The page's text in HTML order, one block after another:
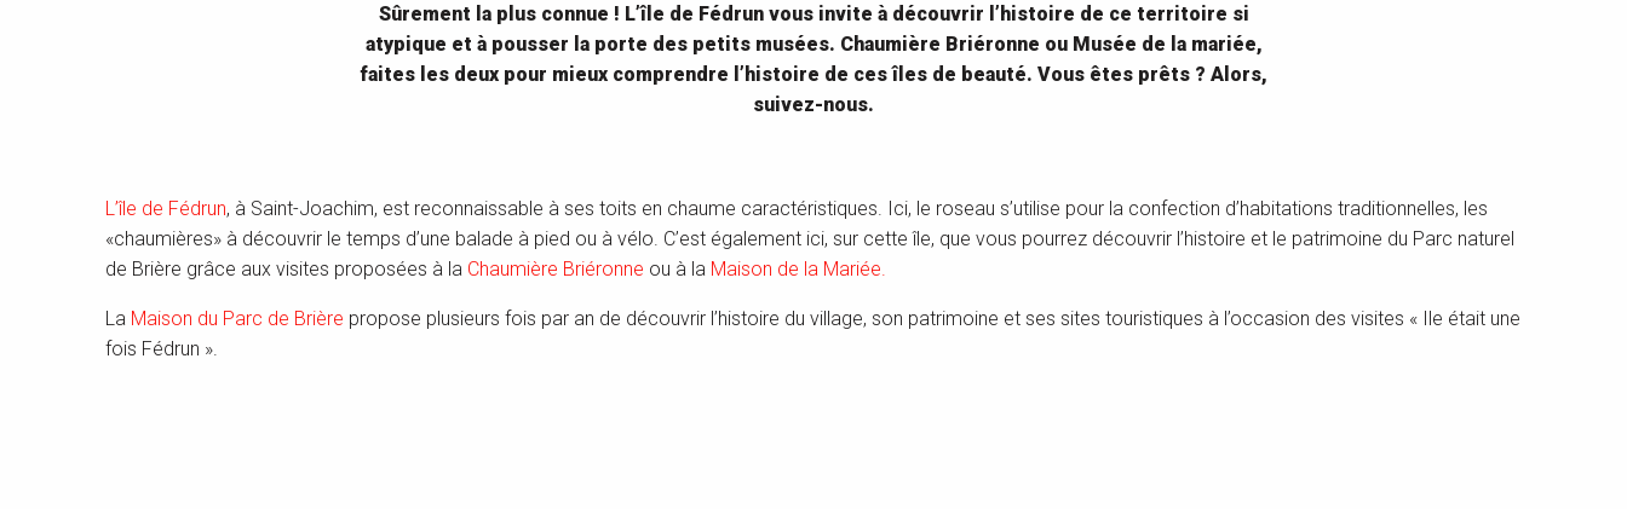
Sûrement la plus connue ! L’île de Fédrun vous invite à découvrir l’histoire de ce territoire si
atypique et à pousser la porte des petits musées. Chaumière Briéronne ou Musée de la mariée,
faites les deux pour mieux comprendre l’histoire de ces îles de beauté. Vous êtes prêts ? Alors,
suivez-nous.
L’île de Fédrun, à Saint-Joachim, est reconnaissable à ses toits en chaume caractéristiques. Ici, le roseau s’utilise pour la confection d’habitations traditionnelles, les
«chaumières» à découvrir le temps d’une balade à pied ou à vélo. C’est également ici, sur cette île, que vous pourrez découvrir l’histoire et le patrimoine du Parc naturel
de Brière grâce aux visites proposées à la Chaumière Briéronne ou à la Maison de la Mariée.
La Maison du Parc de Brière propose plusieurs fois par an de découvrir l’histoire du village, son patrimoine et ses sites touristiques à l’occasion des visites « Ile était une
fois Fédrun ».